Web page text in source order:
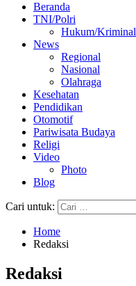
Beranda
TNI/Polri
Hukum/Kriminal
News
Regional
Nasional
Olahraga
Kesehatan
Pendidikan
Otomotif
Pariwisata Budaya
Religi
Video
Photo
Blog
Cari untuk:
Home
Redaksi
Redaksi